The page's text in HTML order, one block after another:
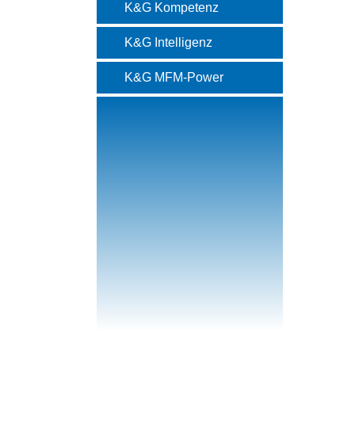
K&G Kompetenz
K&G Intelligenz
K&G MFM-Power